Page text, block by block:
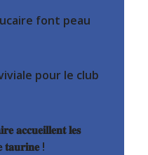
font peau
pour le club
𝐚𝐜𝐜𝐮𝐞𝐢𝐥𝐥𝐞𝐧𝐭 𝐥𝐞𝐬
𝐭𝐚𝐮𝐫𝐢𝐧𝐞 !